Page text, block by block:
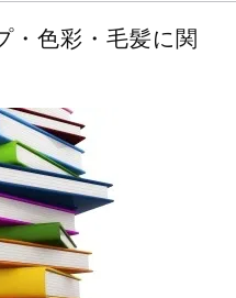
行いま...
業の...
A4サイ...
の送料...
り次第終...
・色彩・毛髪に関